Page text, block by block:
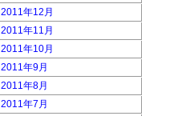
2011年12月
2011年11月
2011年10月
2011年9月
2011年8月
2011年7月